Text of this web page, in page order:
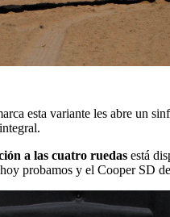
esta variante les abre un
a las cuatro ruedas está
probamos y el Cooper SD